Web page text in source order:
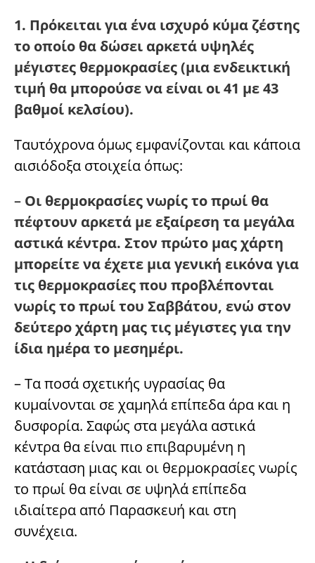
1. Πρόκειται για ένα ισχυρό κύμα ζέστης
το οποίο θα δώσει αρκετά υψηλές
μέγιστες θερμοκρασίες (μια ενδεικτική
τιμή θα μπορούσε να είναι οι 41 με 43
βαθμοί κελσίου).
Ταυτόχρονα όμως εμφανίζονται και κάποια
αισιόδοξα στοιχεία όπως:
– Οι θερμοκρασίες νωρίς το πρωί θα
πέφτουν αρκετά με εξαίρεση τα μεγάλα
αστικά κέντρα. Στον πρώτο μας χάρτη
μπορείτε να έχετε μια γενική εικόνα για
τις θερμοκρασίες που προβλέπονται
νωρίς το πρωί του Σαββάτου, ενώ στον
δεύτερο χάρτη μας τις μέγιστες για την
ίδια ημέρα το μεσημέρι.
– Τα ποσά σχετικής υγρασίας θα
κυμαίνονται σε χαμηλά επίπεδα άρα και η
δυσφορία. Σαφώς στα μεγάλα αστικά
κέντρα θα είναι πιο επιβαρυμένη η
κατάσταση μιας και οι θερμοκρασίες νωρίς
το πρωί θα είναι σε υψηλά επίπεδα
ιδιαίτερα από Παρασκευή και στη
συνέχεια.